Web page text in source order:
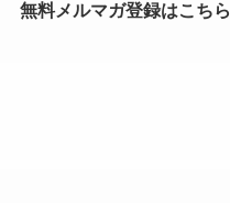
無料メルマガ登録はこちら